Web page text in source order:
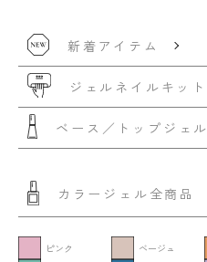
新着アイテム
ジェルネイルキット
ベース／トップジェル
カラージェル全商品
ピンク ベージュ